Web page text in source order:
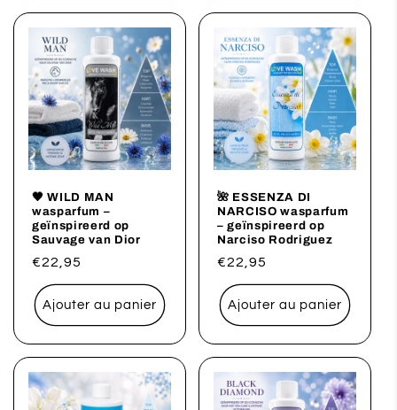
🖤 WILD MAN
wasparfum –
geïnspireerd op
Sauvage van Dior
Prix
habituel
€22,95
Ajouter au panier
🌺 ESSENZA DI
NARCISO wasparfum
– geïnspireerd op
Narciso Rodriguez
Prix
habituel
€22,95
Ajouter au panier